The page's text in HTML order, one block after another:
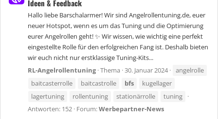
Ideen & Feedback
Hallo liebe Barschalarmer! Wir sind Angelrollentuning.de, euer
neuer Hotspot, wenn es um das Tuning und die Optimierung
eurer Angelrollen geht! ✨ Wir wissen, wie wichtig eine perfekt
eingestellte Rolle für den erfolgreichen Fang ist. Deshalb bieten
wir euch nicht nur erstklassige Tuning-Kits...
RL-Angelrollentuning Thema 30. Januar 2024
angelrolle
baitcasterrolle
baitcastrolle bfs
kugellager
lagertuning
rollentuning stationärrolle
tuning
Antworten: 152 Forum:Werbepartner-News